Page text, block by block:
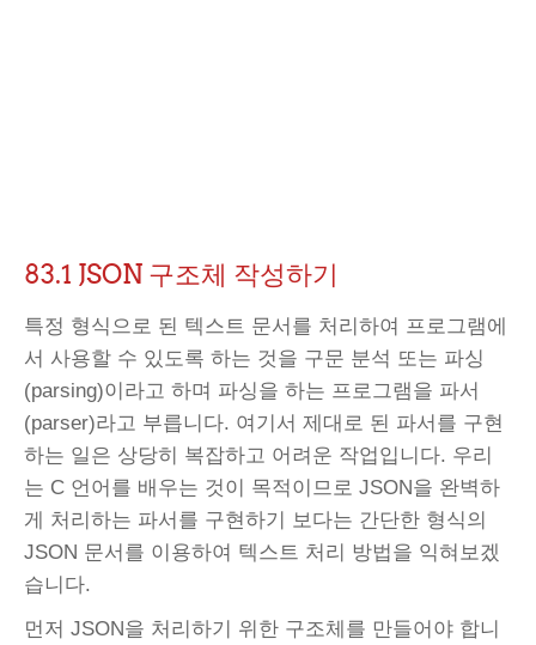
83.1 JSON 구조체 작성하기
특정 형식으로 된 텍스트 문서를 처리하여 프로그램에
서 사용할 수 있도록 하는 것을 구문 분석 또는 파싱
(parsing)이라고 하며 파싱을 하는 프로그램을 파서
(parser)라고 부릅니다. 여기서 제대로 된 파서를 구현
하는 일은 상당히 복잡하고 어려운 작업입니다. 우리
는 C 언어를 배우는 것이 목적이므로 JSON을 완벽하
게 처리하는 파서를 구현하기 보다는 간단한 형식의
JSON 문서를 이용하여 텍스트 처리 방법을 익혀보겠
습니다.
먼저 JSON을 처리하기 위한 구조체를 만들어야 합니